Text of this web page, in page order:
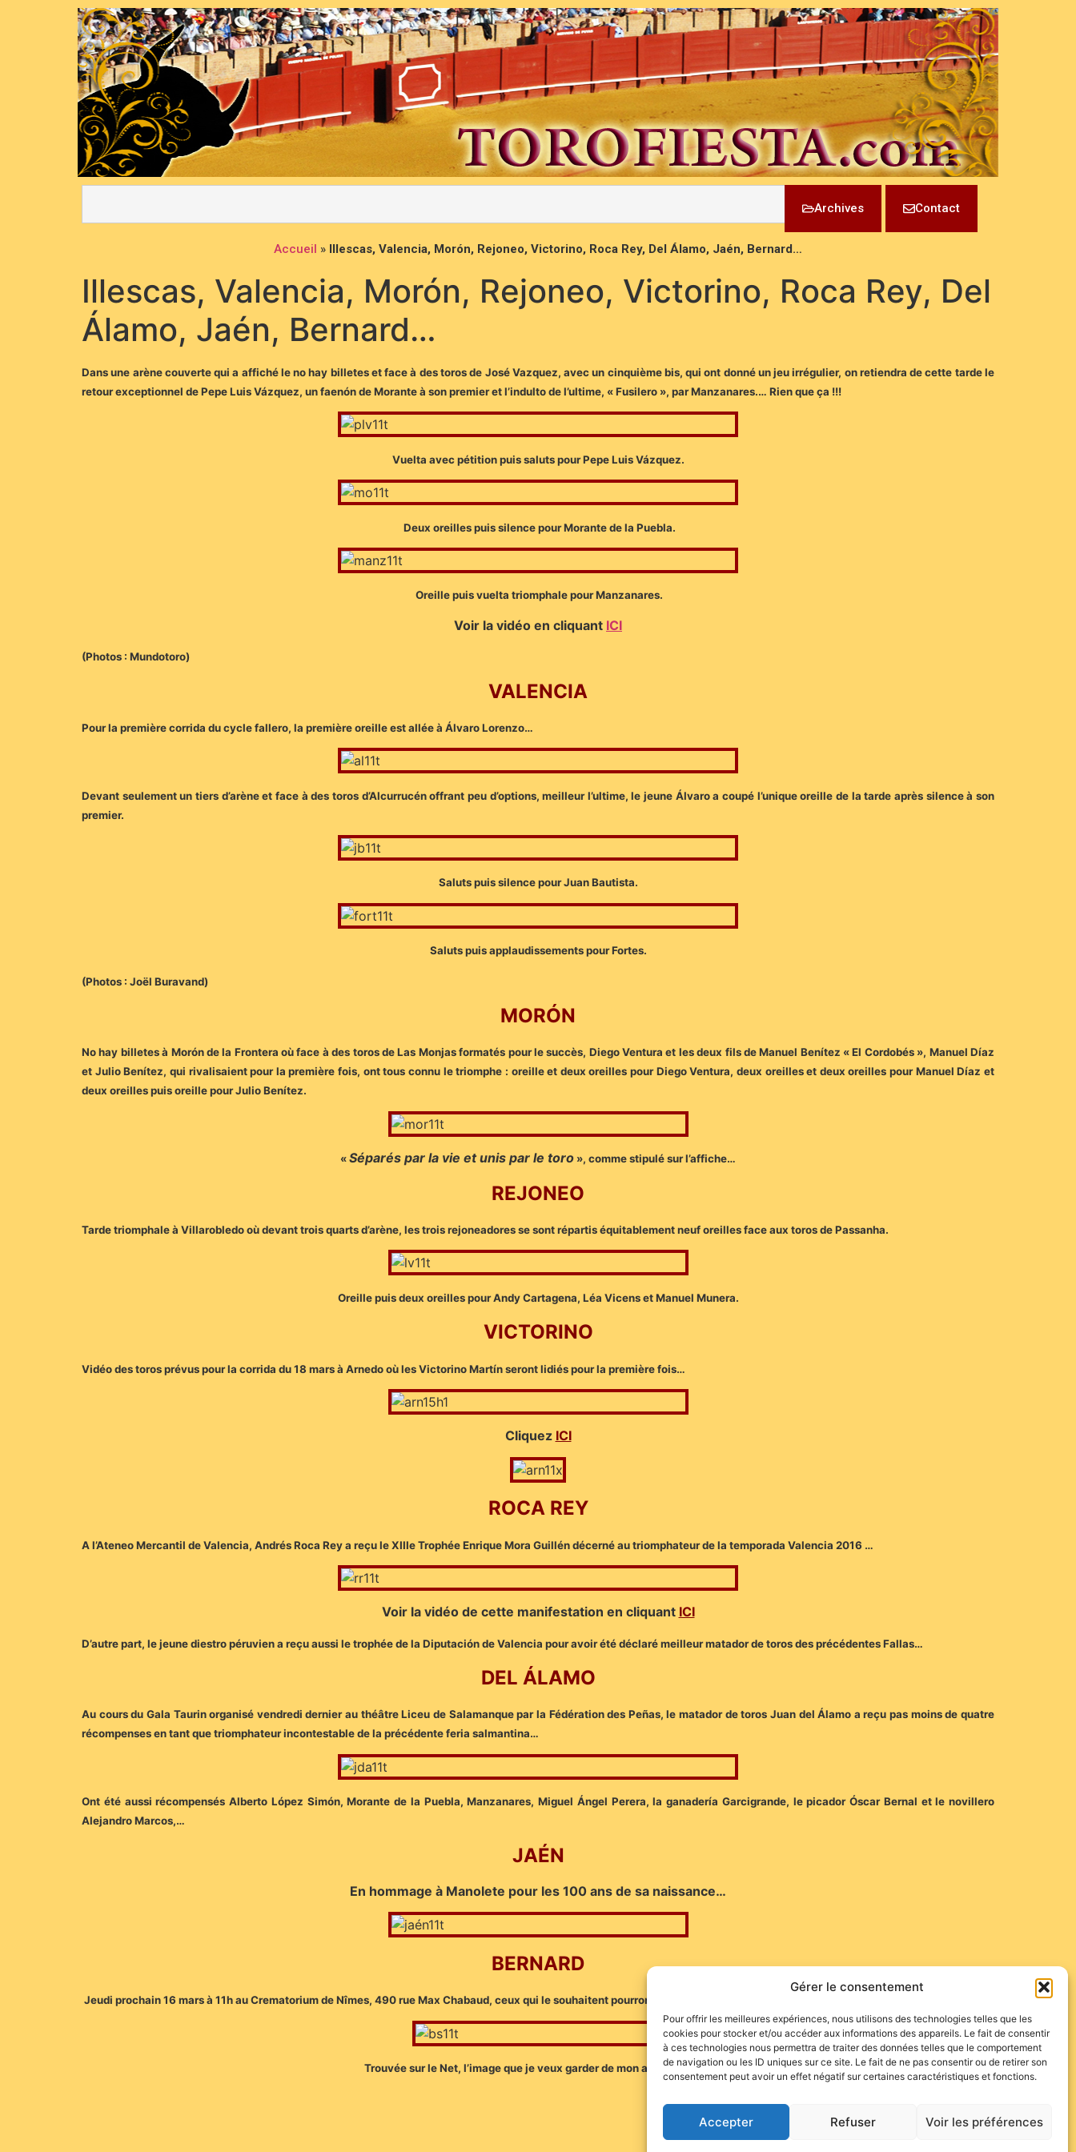
Gérer le consentement
Pour offrir les meilleures expériences, nous utilisons des technologies telles que les
cookies pour stocker et/ou accéder aux informations des appareils. Le fait de consentir
à ces technologies nous permettra de traiter des données telles que le comportement
de navigation ou les ID uniques sur ce site. Le fait de ne pas consentir ou de retirer son
consentement peut avoir un effet négatif sur certaines caractéristiques et fonctions.
Accepter Refuser Voir les préférences
Archives Contact
Accueil » Illescas, Valencia, Morón, Rejoneo, Victorino, Roca Rey, Del Álamo, Jaén, Bernard…
Illescas, Valencia, Morón, Rejoneo, Victorino, Roca Rey, Del
Álamo, Jaén, Bernard…
Dans une arène couverte qui a affiché le no hay billetes et face à des toros de José Vazquez, avec un cinquième bis, qui ont donné un jeu irrégulier, on retiendra de cette tarde le
retour exceptionnel de Pepe Luis Vázquez, un faenón de Morante à son premier et l’indulto de l’ultime, « Fusilero », par Manzanares.… Rien que ça !!!
Vuelta avec pétition puis saluts pour Pepe Luis Vázquez.
Deux oreilles puis silence pour Morante de la Puebla.
Oreille puis vuelta triomphale pour Manzanares.
Voir la vidéo en cliquant ICI
(Photos : Mundotoro)
VALENCIA
Pour la première corrida du cycle fallero, la première oreille est allée à Álvaro Lorenzo…
Devant seulement un tiers d’arène et face à des toros d’Alcurrucén offrant peu d’options, meilleur l’ultime, le jeune Álvaro a coupé l’unique oreille de la tarde après silence à son
premier.
Saluts puis silence pour Juan Bautista.
Saluts puis applaudissements pour Fortes.
(Photos : Joël Buravand)
MORÓN
No hay billetes à Morón de la Frontera où face à des toros de Las Monjas formatés pour le succès, Diego Ventura et les deux fils de Manuel Benítez « El Cordobés », Manuel Díaz
et Julio Benítez, qui rivalisaient pour la première fois, ont tous connu le triomphe : oreille et deux oreilles pour Diego Ventura, deux oreilles et deux oreilles pour Manuel Díaz et
deux oreilles puis oreille pour Julio Benítez.
«Séparés par la vie et unis par le toro », comme stipulé sur l’affiche…
REJONEO
Tarde triomphale à Villarobledo où devant trois quarts d’arène, les trois rejoneadores se sont répartis équitablement neuf oreilles face aux toros de Passanha.
Oreille puis deux oreilles pour Andy Cartagena, Léa Vicens et Manuel Munera.
VICTORINO
Vidéo des toros prévus pour la corrida du 18 mars à Arnedo où les Victorino Martín seront lidiés pour la première fois…
Cliquez ICI
ROCA REY
A l’Ateneo Mercantil de Valencia, Andrés Roca Rey a reçu le XIIIe Trophée Enrique Mora Guillén décerné au triomphateur de la temporada Valencia 2016 …
Voir la vidéo de cette manifestation en cliquant ICI
D’autre part, le jeune diestro péruvien a reçu aussi le trophée de la Diputación de Valencia pour avoir été déclaré meilleur matador de toros des précédentes Fallas…
DEL ÁLAMO
Au cours du Gala Taurin organisé vendredi dernier au théâtre Liceu de Salamanque par la Fédération des Peñas, le matador de toros Juan del Álamo a reçu pas moins de quatre
récompenses en tant que triomphateur incontestable de la précédente feria salmantina…
Ont été aussi récompensés Alberto López Simón, Morante de la Puebla, Manzanares, Miguel Ángel Perera, la ganadería Garcigrande, le picador Óscar Bernal et le novillero
Alejandro Marcos,…
JAÉN
En hommage à Manolete pour les 100 ans de sa naissance…
BERNARD
Jeudi prochain 16 mars à 11h au Crematorium de Nîmes, 490 rue Max Chabaud, ceux qui le souhaitent pourront dire au revoir à
Trouvée sur le Net, l’image que je veux garder de mon ami Bernard…